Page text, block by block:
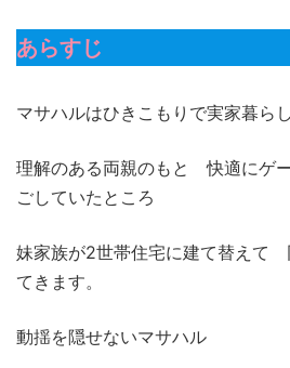
あらすじ
マサハルはひきこもりで実家暮ら
理解のある両親のもと 快適にゲ
ごしていたところ
妹家族が2世帯住宅に建て替えて
てきます。
動揺を隠せないマサハル